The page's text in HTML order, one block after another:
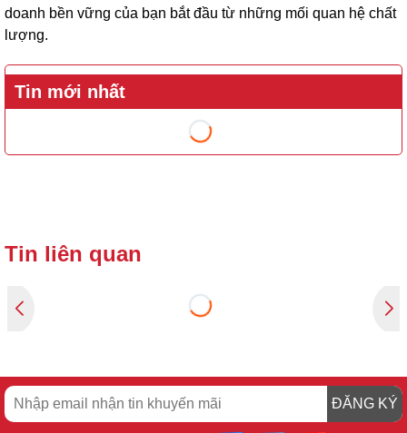
doanh bền vững của bạn bắt đầu từ những mối quan hệ chất
lượng.
Tin mới nhất
Tin liên quan
ĐĂNG KÝ